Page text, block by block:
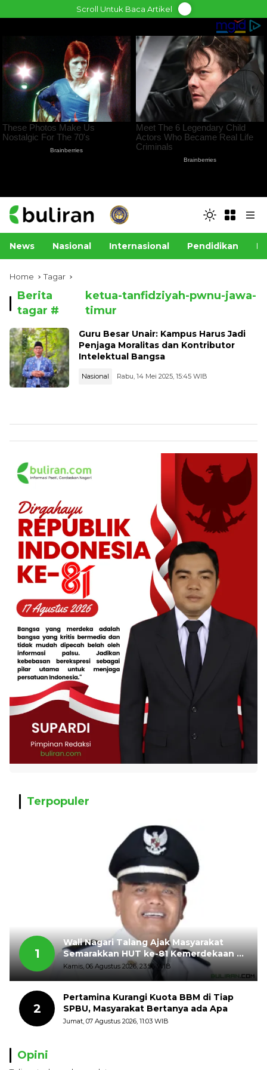
to
Scroll Untuk Baca Artikel
News Nasional Internasional Pendidikan
Home Tagar
Berita
tagar #
ketua-tanfidziyah-pwnu-jawa-
timur
Guru Besar Unair: Kampus Harus Jadi
Penjaga Moralitas dan Kontributor
Intelektual Bangsa
Nasional Rabu, 14 Mei 2025, 15:45 WIB
Terpopuler
1
Wali Nagari Talang Ajak Masyarakat
Semarakkan HUT ke-81 Kemerdekaan RI
dengan Mengibarkan Bendera Merah
Putih
Kamis, 06 Agustus 2026, 23:56 WIB
2
Pertamina Kurangi Kuota BBM di Tiap
SPBU, Masyarakat Bertanya ada Apa
Jumat, 07 Agustus 2026, 11:03 WIB
Opini